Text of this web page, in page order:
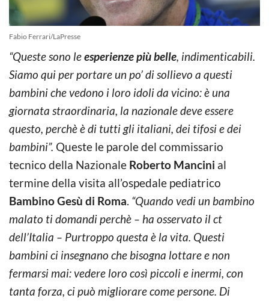
Fabio Ferrari/LaPresse
“Queste sono leesperienze più belle, indimenticabili.
Siamo qui per portare un po’ di sollievo a questi
bambini che vedono i loro idoli da vicino: è una
giornata straordinaria, la nazionale deve essere
questo, perchè è di tutti gli italiani, dei tifosi e dei
bambini”. Queste le parole del commissario
tecnico della Nazionale Roberto Mancini al
termine della visita all’ospedale pediatrico
Bambino Gesù di Roma. “Quando vedi un bambino
malato ti domandi perchè – ha osservato il ct
dell’Italia – Purtroppo questa è la vita. Questi
bambini ci insegnano che bisogna lottare e non
fermarsi mai: vedere loro così piccoli e inermi, con
tanta forza, ci può migliorare come persone. Di